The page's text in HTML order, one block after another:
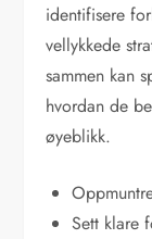
identifisere
vellykkede
sammen kan
hvordan de
øyeblikk.
Sett klare